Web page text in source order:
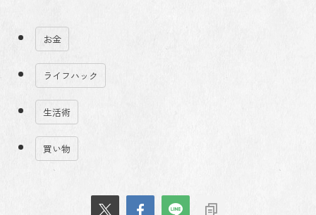
お金
ライフハック
生活術
買い物